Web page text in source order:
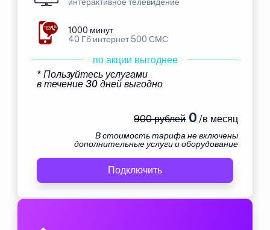
1000 минут
40 Гб интернет 500 СМС
по акции выгоднее
* Пользуйтесь услугами
в течение 30 дней выгодно
900 рублей0 /в месяц
В стоимость тарифа не включены
дополнительные услуги и оборудование
Подключить